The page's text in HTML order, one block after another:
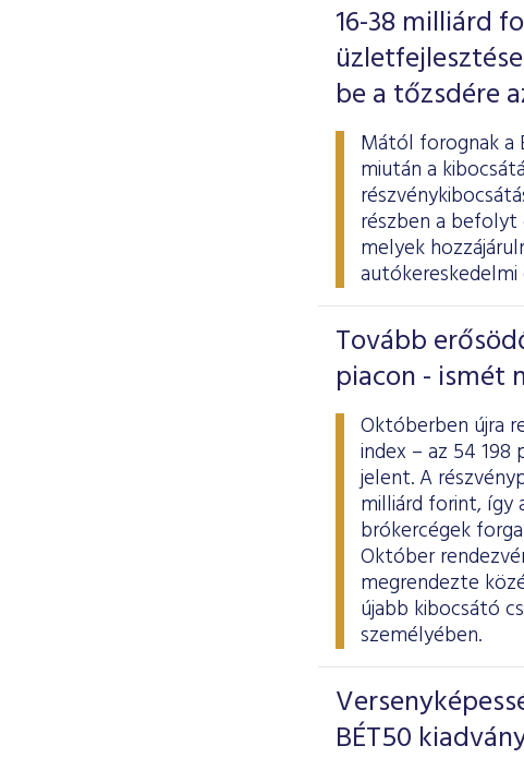
16-38 milliárd
be a tőzsdére
Mától forognak a
miután a
részben a befolyt
melyek
Tovább
piacon - ismét
Októberben újra
index – az 54
jelent. A
milliárd forint, így
brókercégek
Október
megrendezte
újabb kibocsátó
személyében.
BÉT50